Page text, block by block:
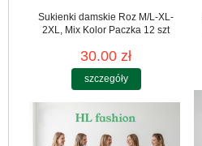
Sukienki damskie Roz M/L-XL-
2XL, Mix Kolor Paczka 12 szt
30.00 zł
szczegóły